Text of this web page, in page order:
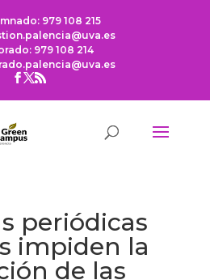
979 108 215
979 108 214
periódicas
impiden la
de las